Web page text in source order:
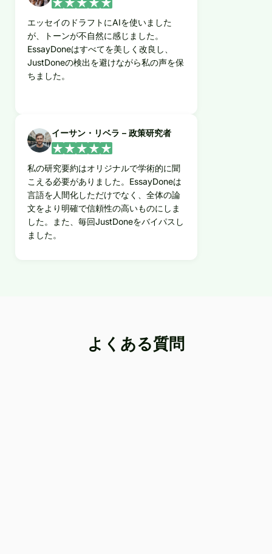
エッセイのドラフトにAIを使いました
が、トーンが不自然に感じました。
EssayDoneはすべてを美しく改良し、
JustDoneの検出を避けながら私の声を保
ちました。
イーサン・リベラ – 政策研究者
私の研究要約はオリジナルで学術的に聞
こえる必要がありました。EssayDoneは
言語を人間化しただけでなく、全体の論
文をより明確で信頼性の高いものにしま
した。また、毎回JustDoneをバイパスし
ました。
よくある質問